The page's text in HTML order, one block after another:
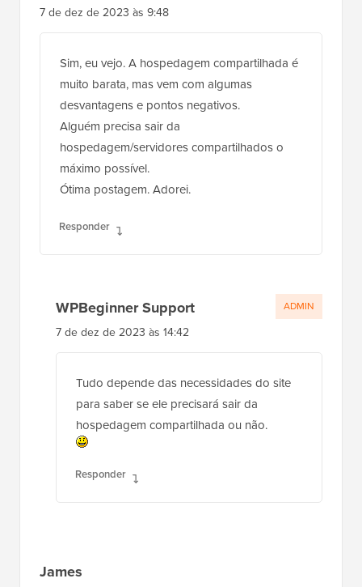
7 de dez de 2023 às 9:48
Sim, eu vejo. A hospedagem compartilhada é
muito barata, mas vem com algumas
desvantagens e pontos negativos.
Alguém precisa sair da
hospedagem/servidores compartilhados o
máximo possível.
Ótima postagem. Adorei.
Responder
WPBeginner Support
7 de dez de 2023 às 14:42
Tudo depende das necessidades do site
para saber se ele precisará sair da
hospedagem compartilhada ou não.
Responder
ADMIN
James